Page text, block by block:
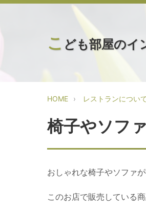
こ ども部屋のイ
HOME レストランについて
椅子やソフ
おしゃれな椅子やソファ
このお店で販売している